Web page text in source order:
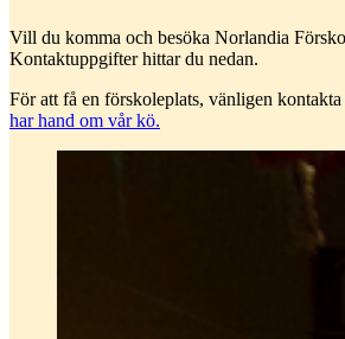
Vill du komma och besöka Norlandia
Kontaktuppgifter hittar du nedan.
För att få en förskoleplats, vänligen kontakta
har hand om vår kö.